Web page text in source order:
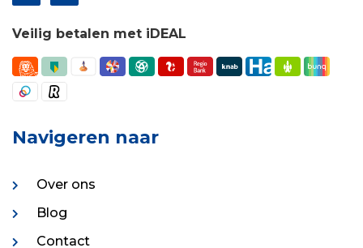
Veilig betalen met iDEAL
Navigeren naar
Over ons
Blog
Contact